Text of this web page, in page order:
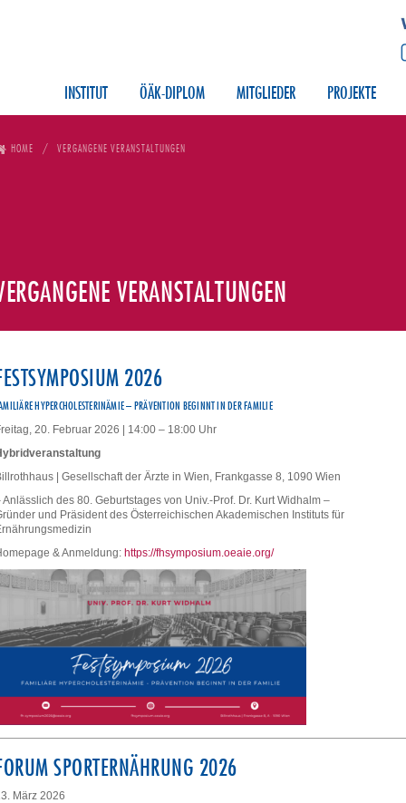
INSTITUT ÖÄK-DIPLOM MITGLIEDER PROJEKTE
HOME VERGANGENE VERANSTALTUNGEN
VERANSTALTUNGEN
2026
HYPERCHOLESTERINÄMIE – PRÄVENTION BEGINNT IN DER FAMILIE
20. Februar 2026 | 14:00 – 18:00 Uhr
| Gesellschaft der Ärzte in Wien, Frankgasse 8, 1090 Wien
Anlässlich des 80. Geburtstages von Univ.-Prof. Dr. Kurt Widhalm –
und Präsident des Österreichischen Akademischen Instituts für
& Anmeldung: https://fhsymposium.oeaie.org/
SPORTERNÄHRUNG 2026
März 2026